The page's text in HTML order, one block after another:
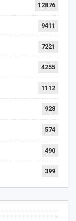
12876
9411
7221
4255
1112
928
574
490
399